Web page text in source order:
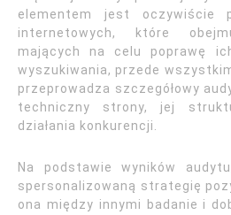
elementem jest oczywiście
internetowych, które
mających na celu poprawę
wyszukiwania, przede
przeprowadza szczegółowy
techniczny strony, jej
działania konkurencji.
Na podstawie wyników
spersonalizowaną strategię
ona między innymi badanie i